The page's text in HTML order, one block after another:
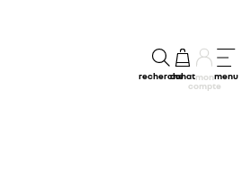
rechercheachatmon
compte
menu